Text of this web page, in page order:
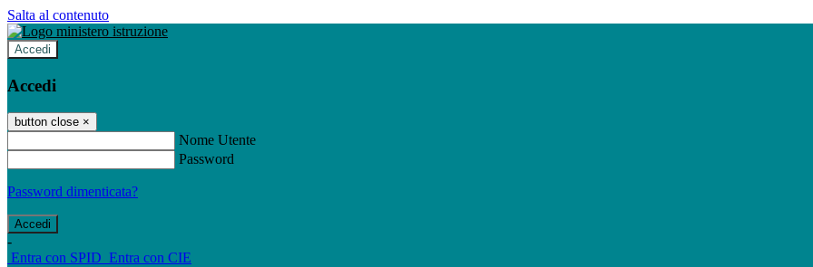
Salta al contenuto
Accedi
Accedi
button close ×
Nome Utente
Password
Password dimenticata?
-
Entra con SPID Entra con CIE